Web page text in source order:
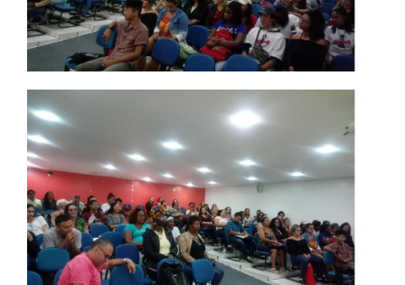
CONTATO
IMPRENSA
OUVIDORIA